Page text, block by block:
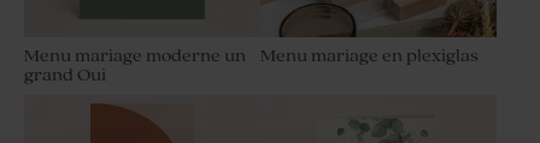
transparent couvercle or
mariage cloche dorée
Menu mariage moderne un
grand Oui
Menu mariage en plexiglas